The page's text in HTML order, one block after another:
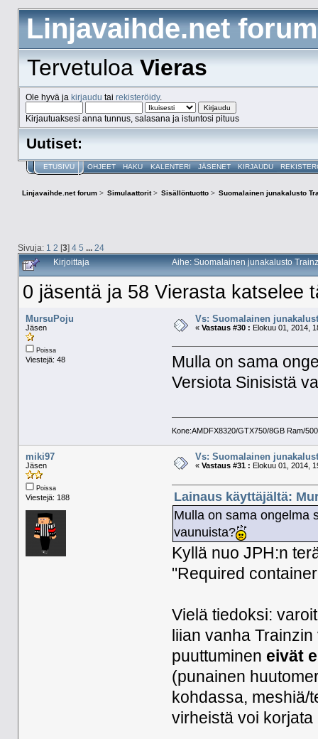
Linjavaihde.net forum
TervetuloaVieras
Ole hyvä ja kirjaudu tai rekisteröidy.
Kirjautuaksesi anna tunnus, salasana ja istuntosi pituus
Uutiset:
ETUSIVU OHJEET HAKU KALENTERI JÄSENET KIRJAUDU
Linjavaihde.net forum> Simulaattorit> Sisällöntuotto > Suomalainen junakalusto
Sivuja: 1 2 [3] 4 5 ... 24
Kirjoittaja Aihe: Suomalainen junakalusto
0 jäsentä ja 58 Vierasta katselee
MursuPoju
Jäsen
Poissa
Viestejä: 48
Vs: Suomalainen
« Vastaus #30 : Elokuu 01, 2014,
Mulla on sama
Versiota Sinisistä
Kone:AMDFX8320/GTX750/8GB Ram/
miki97
Jäsen
Poissa
Viestejä: 188
Vs: Suomalainen
« Vastaus #31 : Elokuu 01, 2014,
Lainaus käyttäjältä:
Mulla on sama ongelma
vaunuista?
Kyllä nuo JPH:n
"Required
Vielä tiedoksi:
liian vanha
puuttuminen eivät
(punainen
kohdassa,
virheistä voi